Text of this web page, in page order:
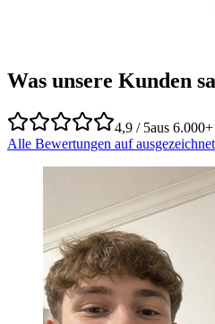
Was unsere Kunden
4,9 / 5aus
Alle Bewertungen auf